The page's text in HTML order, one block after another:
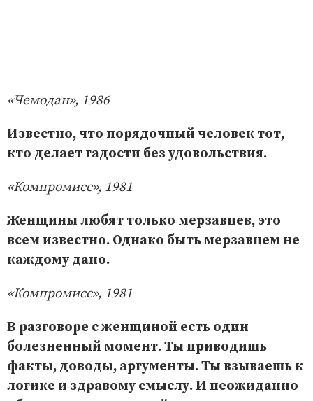
«Чемодан», 1986
Известно, что порядочный человек тот,
кто делает гадости без удовольствия.
«Компромисс», 1981
Женщины любят только мерзавцев, это
всем известно. Однако быть мерзавцем не
каждому дано.
«Компромисс», 1981
В разговоре с женщиной есть один
болезненный момент. Ты приводишь
факты, доводы, аргументы. Ты взываешь к
логике и здравому смыслу. И неожиданно